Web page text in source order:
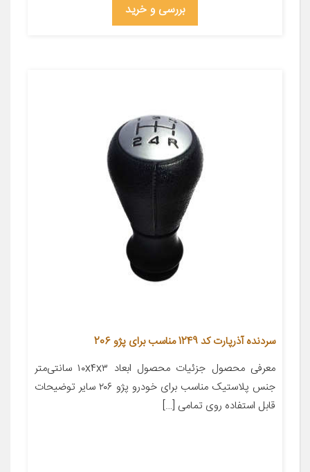
بررسی و خرید
سردنده آذرپارت کد 1249 مناسب برای پژو 206
معرفی محصول جزئیات محصول ابعاد ۱۰x۴x۳ سانتی‌متر
جنس پلاستیک مناسب برای خودرو پژو ۲۰۶ سایر توضیحات
قابل استفاده روی تمامی […]